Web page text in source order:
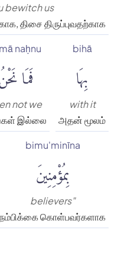
bewitch us
திசை திருப்புவதற்காக
bihā
بِهَا
with it
அதன் மூலம்
naḥnu
فَمَا نَحْنُ
not we
இல்லை
bimu'minīna
بِمُؤْمِنِينَ
believers"
நம்பிக்கை கொள்பவர்களாக